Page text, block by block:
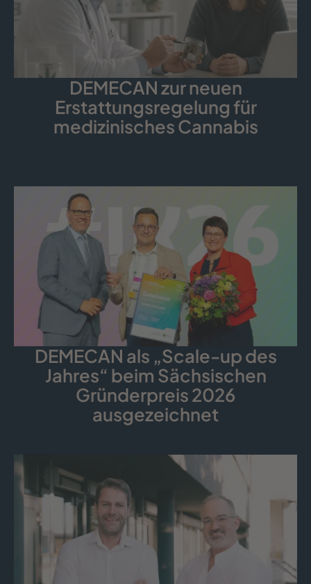
DEMECAN zur neuen
Erstattungsregelung für
medizinisches Cannabis
DEMECAN als „Scale-up des
Jahres“ beim Sächsischen
Gründerpreis 2026
ausgezeichnet